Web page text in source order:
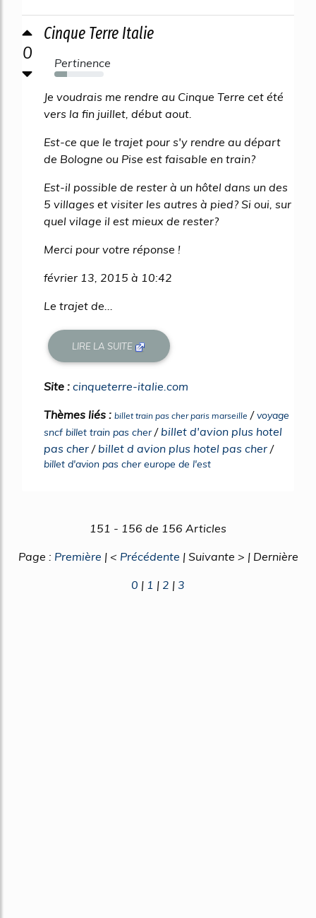
0
Cinque Terre Italie
Pertinence
25%
Je voudrais me rendre au Cinque Terre cet été
vers la fin juillet, début aout.
Est-ce que le trajet pour s'y rendre au départ
de Bologne ou Pise est faisable en train?
Est-il possible de rester à un hôtel dans un des
5 villages et visiter les autres à pied? Si oui, sur
quel vilage il est mieux de rester?
Merci pour votre réponse !
février 13, 2015 à 10:42
Le trajet de...
LIRE LA SUITE
Site : cinqueterre-italie.com
Thèmes liés : billet train pas cher paris marseille /voyage
sncf billet train pas cher/ billet d'avion plus hotel
pas cher / billet d avion plus hotel pas cher /
billet d'avion pas cher europe de l'est
151 - 156 de 156 Articles
Page : Première | < Précédente | Suivante > | Dernière
0 | 1 | 2 | 3